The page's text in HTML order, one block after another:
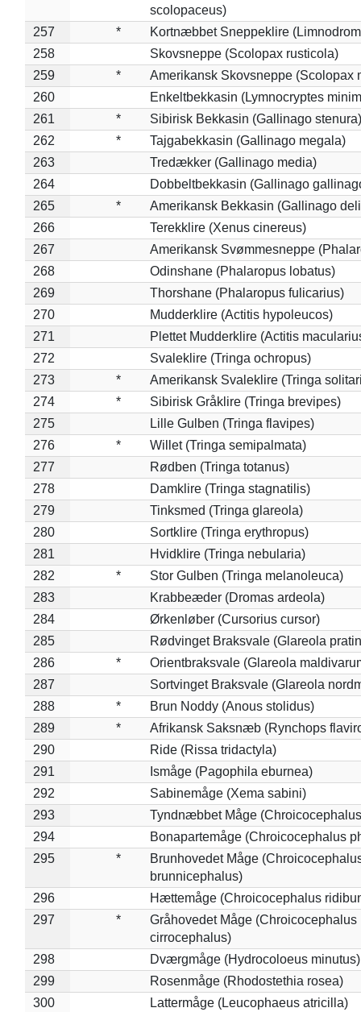
scolopaceus)
257
*
Kortnæbbet Sneppeklire
258
Skovsneppe (Scolopax rusticola)
259
*
Amerikansk Skovsneppe (Scolopax
260
Enkeltbekkasin (Lymnocryptes
261
*
Sibirisk Bekkasin (Gallinago stenura)
262
*
Tajgabekkasin (Gallinago megala)
263
Tredækker (Gallinago media)
264
Dobbeltbekkasin (Gallinago
265
*
Amerikansk Bekkasin (Gallinago
266
Terekklire (Xenus cinereus)
267
Amerikansk Svømmesneppe
268
Odinshane (Phalaropus lobatus)
269
Thorshane (Phalaropus fulicarius)
270
Mudderklire (Actitis hypoleucos)
271
Plettet Mudderklire (Actitis
272
Svaleklire (Tringa ochropus)
273
*
Amerikansk Svaleklire (Tringa
274
*
Sibirisk Gråklire (Tringa brevipes)
275
Lille Gulben (Tringa flavipes)
276
*
Willet (Tringa semipalmata)
277
Rødben (Tringa totanus)
278
Damklire (Tringa stagnatilis)
279
Tinksmed (Tringa glareola)
280
Sortklire (Tringa erythropus)
281
Hvidklire (Tringa nebularia)
282
*
Stor Gulben (Tringa melanoleuca)
283
Krabbeæder (Dromas ardeola)
284
Ørkenløber (Cursorius cursor)
285
Rødvinget Braksvale (Glareola
286
*
Orientbraksvale (Glareola
287
Sortvinget Braksvale (Glareola
288
*
Brun Noddy (Anous stolidus)
289
*
Afrikansk Saksnæb (Rynchops
290
Ride (Rissa tridactyla)
291
Ismåge (Pagophila eburnea)
292
Sabinemåge (Xema sabini)
293
Tyndnæbbet Måge
294
Bonapartemåge (Chroicocephalus
295
*
Brunhovedet Måge
brunnicephalus)
296
Hættemåge (Chroicocephalus
297
*
Gråhovedet Måge (Chroicocephalus
cirrocephalus)
298
Dværgmåge (Hydrocoloeus minutus)
299
Rosenmåge (Rhodostethia rosea)
300
Lattermåge (Leucophaeus atricilla)